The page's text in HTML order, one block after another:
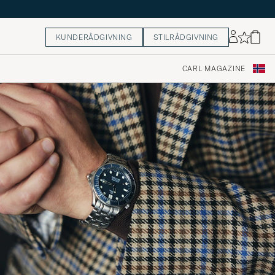
KUNDERÅDGIVNING STILRÅDGIVNING
CARL MAGAZINE